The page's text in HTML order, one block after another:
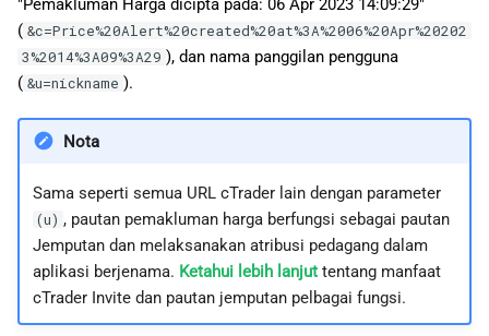
"Pemakluman Harga dicipta pada: 06 Apr 2023 14:09:29"
( &c=Price%20Alert%20created%20at%3A%2006%20Apr%20202
3%2014%3A09%3A29 ), dan nama panggilan pengguna
( &u=nickname ).
Nota
Sama seperti semua URL cTrader lain dengan parameter
(u) , pautan pemakluman harga berfungsi sebagai pautan
Jemputan dan melaksanakan atribusi pedagang dalam
aplikasi berjenama. Ketahui lebih lanjuttentang manfaat
cTrader Invite dan pautan jemputan pelbagai fungsi.